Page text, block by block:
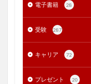
電子書籍 28
受験 287
キャリア 72
プレゼント 20